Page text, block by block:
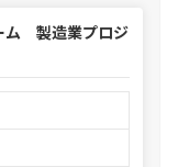
ム 製造業プロジ